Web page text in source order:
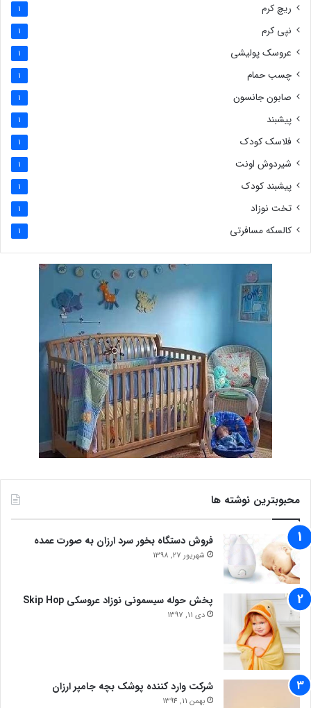
ریچ کرم 1
نپی کرم 1
عروسک پولیشی 1
چسب حمام 1
صابون جانسون 1
پیشبند 1
فلاسک کودک 1
شیردوش اونت 1
پیشبند کودک 1
تخت نوزاد 1
کالسکه مسافرتی 1
محبوبترین نوشته ها
فروش دستگاه بخور سرد ارزان به صورت عمده
شهریور 27, 1398
پخش حوله سیسمونی نوزاد عروسکی Skip Hop
دی 11, 1397
شرکت وارد کننده پوشک بچه جامپر ارزان
بهمن 11, 1394